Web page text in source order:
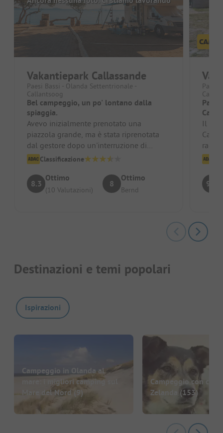
Vakantiepark Callassande
Paesi Bassi - Olanda Settentrionale -
Callantsoog
Bel campeggio, un po' lontano dalla
spiaggia.
Avevo inizialmente prenotato una
piazzola grande, ma è stata riprenotata
dal gestore dopo un'interruzione di
corrente nella piazzola. La nuova piazzo...
Classificazione
8.3
Ottimo
(10 Valutazioni)
8
Ottimo
Bernd
Paesi
Il
un
9.2
Destinazioni e temi popolari
Ispirazioni
Campeggio in Olanda al
mare: i migliori camping sul
Mare del Nord (9)
Campeggio con
Zelanda
(153)